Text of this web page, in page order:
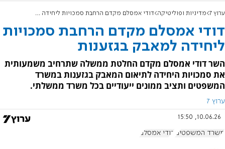
ערוץ 7 מדיניות ופוליטיקה דודי אמסלם מקדם הרחבת סמכויות ליחידה למאבק בגזענות
דודי אמסלם מקדם הרחבת סמכויות
ליחידה למאבק בגזענות
השר דודי אמסלם מקדם החלטת ממשלה שתרחיב משמעותית
את סמכויות היחידה לתיאום המאבק בגזענות במשרד
המשפטים ותציב ממונים ייעודיים בכל משרד ממשלתי.
ערוץ 7
10.06.26, 15:50
משרד המשפטים דודי אמסלם